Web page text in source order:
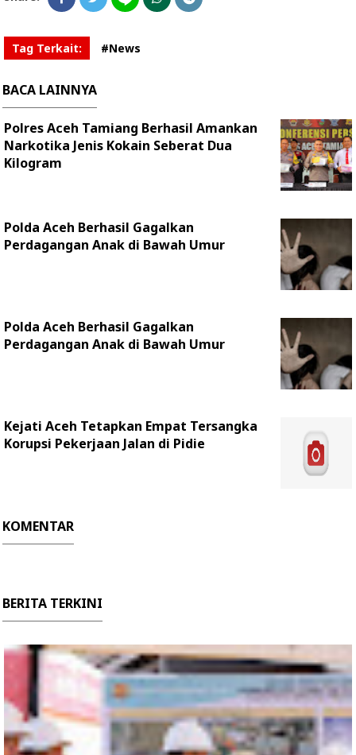
Tag Terkait: #News
BACA LAINNYA
Polres Aceh Tamiang Berhasil Amankan
Narkotika Jenis Kokain Seberat Dua
Kilogram
Polda Aceh Berhasil Gagalkan
Perdagangan Anak di Bawah Umur
Polda Aceh Berhasil Gagalkan
Perdagangan Anak di Bawah Umur
Kejati Aceh Tetapkan Empat Tersangka
Korupsi Pekerjaan Jalan di Pidie
KOMENTAR
BERITA TERKINI